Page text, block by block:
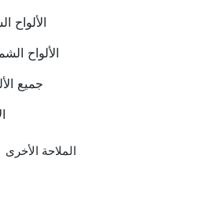
•
• الألواح
• جميع
الملاحة الأخرى